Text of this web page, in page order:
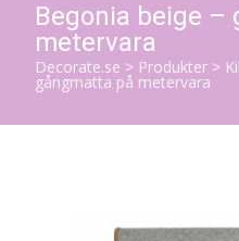
Begonia beige –
metervara
Decorate.se > Produkter >
gångmatta på metervara